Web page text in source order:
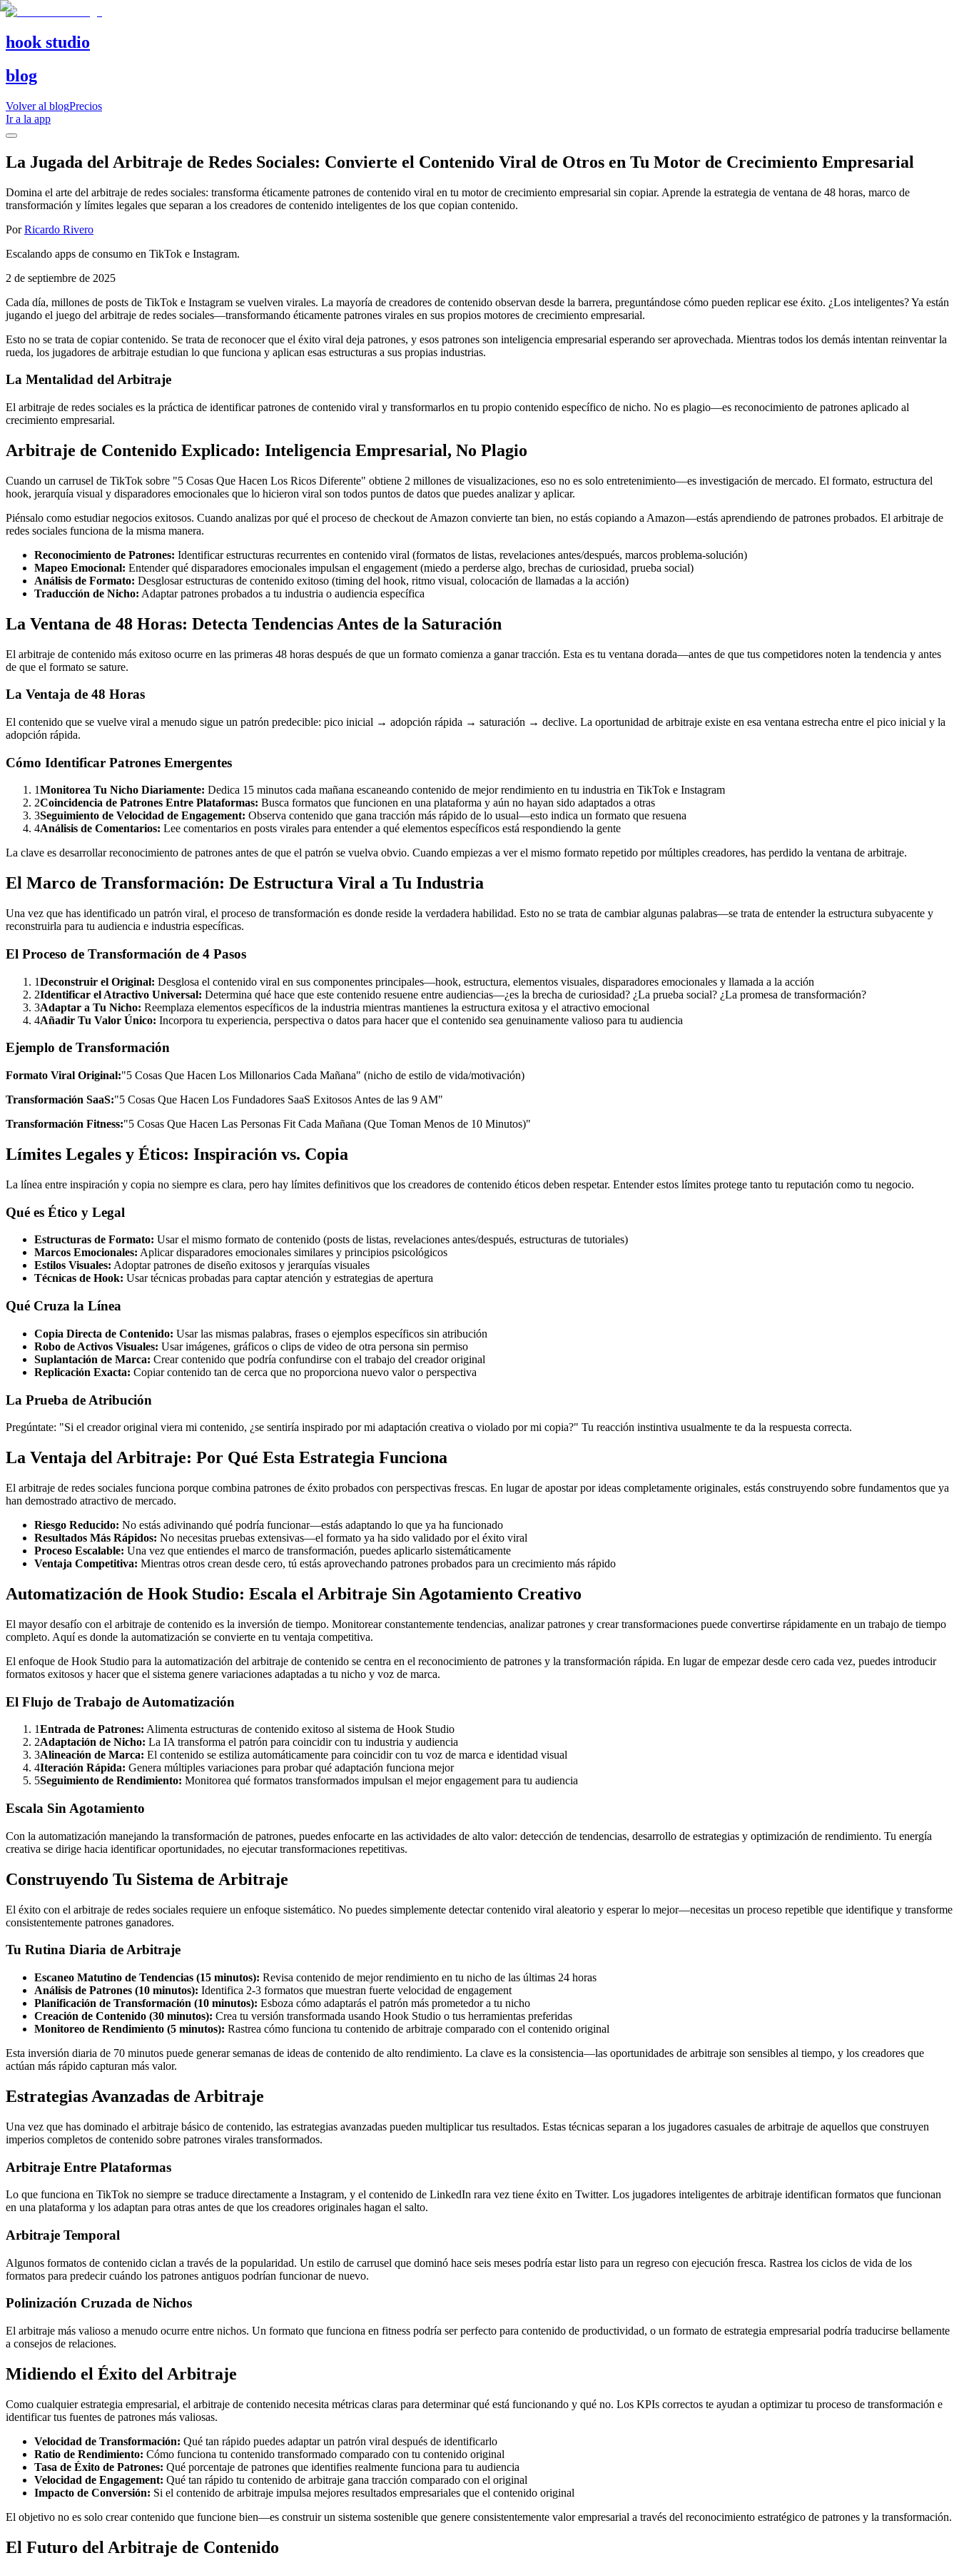
hook studio
blog
Volver al blogPrecios
Ir a la app
La Jugada del Arbitraje de Redes Sociales: Convierte el Contenido Viral de Otros en Tu Motor de Crecimiento Empresarial
Domina el arte del arbitraje de redes sociales: transforma éticamente patrones de contenido viral en tu motor de crecimiento empresarial sin copiar. Aprende la estrategia de ventana de 48 horas, marco de
transformación y límites legales que separan a los creadores de contenido inteligentes de los que copian contenido.
Por Ricardo Rivero
Escalando apps de consumo en TikTok e Instagram.
2 de septiembre de 2025
Cada día, millones de posts de TikTok e Instagram se vuelven virales. La mayoría de creadores de contenido observan desde la barrera, preguntándose cómo pueden replicar ese éxito. ¿Los inteligentes? Ya están
jugando el juego del arbitraje de redes sociales—transformando éticamente patrones virales en sus propios motores de crecimiento empresarial.
Esto no se trata de copiar contenido. Se trata de reconocer que el éxito viral deja patrones, y esos patrones son inteligencia empresarial esperando ser aprovechada. Mientras todos los demás intentan reinventar la
rueda, los jugadores de arbitraje estudian lo que funciona y aplican esas estructuras a sus propias industrias.
La Mentalidad del Arbitraje
El arbitraje de redes sociales es la práctica de identificar patrones de contenido viral y transformarlos en tu propio contenido específico de nicho. No es plagio—es reconocimiento de patrones aplicado al
crecimiento empresarial.
Arbitraje de Contenido Explicado: Inteligencia Empresarial, No Plagio
Cuando un carrusel de TikTok sobre "5 Cosas Que Hacen Los Ricos Diferente" obtiene 2 millones de visualizaciones, eso no es solo entretenimiento—es investigación de mercado. El formato, estructura del
hook, jerarquía visual y disparadores emocionales que lo hicieron viral son todos puntos de datos que puedes analizar y aplicar.
Piénsalo como estudiar negocios exitosos. Cuando analizas por qué el proceso de checkout de Amazon convierte tan bien, no estás copiando a Amazon—estás aprendiendo de patrones probados. El arbitraje de
redes sociales funciona de la misma manera.
Reconocimiento de Patrones: Identificar estructuras recurrentes en contenido viral (formatos de listas, revelaciones antes/después, marcos problema-solución)
Mapeo Emocional: Entender qué disparadores emocionales impulsan el engagement (miedo a perderse algo, brechas de curiosidad, prueba social)
Análisis de Formato: Desglosar estructuras de contenido exitoso (timing del hook, ritmo visual, colocación de llamadas a la acción)
Traducción de Nicho: Adaptar patrones probados a tu industria o audiencia específica
La Ventana de 48 Horas: Detecta Tendencias Antes de la Saturación
El arbitraje de contenido más exitoso ocurre en las primeras 48 horas después de que un formato comienza a ganar tracción. Esta es tu ventana dorada—antes de que tus competidores noten la tendencia y antes
de que el formato se sature.
La Ventaja de 48 Horas
El contenido que se vuelve viral a menudo sigue un patrón predecible: pico inicial → adopción rápida → saturación → declive. La oportunidad de arbitraje existe en esa ventana estrecha entre el pico inicial y la
adopción rápida.
Cómo Identificar Patrones Emergentes
1Monitorea Tu Nicho Diariamente: Dedica 15 minutos cada mañana escaneando contenido de mejor rendimiento en tu industria en TikTok e Instagram
2Coincidencia de Patrones Entre Plataformas: Busca formatos que funcionen en una plataforma y aún no hayan sido adaptados a otras
3Seguimiento de Velocidad de Engagement: Observa contenido que gana tracción más rápido de lo usual—esto indica un formato que resuena
4Análisis de Comentarios: Lee comentarios en posts virales para entender a qué elementos específicos está respondiendo la gente
La clave es desarrollar reconocimiento de patrones antes de que el patrón se vuelva obvio. Cuando empiezas a ver el mismo formato repetido por múltiples creadores, has perdido la ventana de arbitraje.
El Marco de Transformación: De Estructura Viral a Tu Industria
Una vez que has identificado un patrón viral, el proceso de transformación es donde reside la verdadera habilidad. Esto no se trata de cambiar algunas palabras—se trata de entender la estructura subyacente y
reconstruirla para tu audiencia e industria específicas.
El Proceso de Transformación de 4 Pasos
1Deconstruir el Original: Desglosa el contenido viral en sus componentes principales—hook, estructura, elementos visuales, disparadores emocionales y llamada a la acción
2Identificar el Atractivo Universal: Determina qué hace que este contenido resuene entre audiencias—¿es la brecha de curiosidad? ¿La prueba social? ¿La promesa de transformación?
3Adaptar a Tu Nicho: Reemplaza elementos específicos de la industria mientras mantienes la estructura exitosa y el atractivo emocional
4Añadir Tu Valor Único: Incorpora tu experiencia, perspectiva o datos para hacer que el contenido sea genuinamente valioso para tu audiencia
Ejemplo de Transformación
Formato Viral Original:"5 Cosas Que Hacen Los Millonarios Cada Mañana" (nicho de estilo de vida/motivación)
Transformación SaaS:"5 Cosas Que Hacen Los Fundadores SaaS Exitosos Antes de las 9 AM"
Transformación Fitness:"5 Cosas Que Hacen Las Personas Fit Cada Mañana (Que Toman Menos de 10 Minutos)"
Límites Legales y Éticos: Inspiración vs. Copia
La línea entre inspiración y copia no siempre es clara, pero hay límites definitivos que los creadores de contenido éticos deben respetar. Entender estos límites protege tanto tu reputación como tu negocio.
Qué es Ético y Legal
Estructuras de Formato: Usar el mismo formato de contenido (posts de listas, revelaciones antes/después, estructuras de tutoriales)
Marcos Emocionales: Aplicar disparadores emocionales similares y principios psicológicos
Estilos Visuales: Adoptar patrones de diseño exitosos y jerarquías visuales
Técnicas de Hook: Usar técnicas probadas para captar atención y estrategias de apertura
Qué Cruza la Línea
Copia Directa de Contenido: Usar las mismas palabras, frases o ejemplos específicos sin atribución
Robo de Activos Visuales: Usar imágenes, gráficos o clips de video de otra persona sin permiso
Suplantación de Marca: Crear contenido que podría confundirse con el trabajo del creador original
Replicación Exacta: Copiar contenido tan de cerca que no proporciona nuevo valor o perspectiva
La Prueba de Atribución
Pregúntate: "Si el creador original viera mi contenido, ¿se sentiría inspirado por mi adaptación creativa o violado por mi copia?" Tu reacción instintiva usualmente te da la respuesta correcta.
La Ventaja del Arbitraje: Por Qué Esta Estrategia Funciona
El arbitraje de redes sociales funciona porque combina patrones de éxito probados con perspectivas frescas. En lugar de apostar por ideas completamente originales, estás construyendo sobre fundamentos que ya
han demostrado atractivo de mercado.
Riesgo Reducido: No estás adivinando qué podría funcionar—estás adaptando lo que ya ha funcionado
Resultados Más Rápidos: No necesitas pruebas extensivas—el formato ya ha sido validado por el éxito viral
Proceso Escalable: Una vez que entiendes el marco de transformación, puedes aplicarlo sistemáticamente
Ventaja Competitiva: Mientras otros crean desde cero, tú estás aprovechando patrones probados para un crecimiento más rápido
Automatización de Hook Studio: Escala el Arbitraje Sin Agotamiento Creativo
El mayor desafío con el arbitraje de contenido es la inversión de tiempo. Monitorear constantemente tendencias, analizar patrones y crear transformaciones puede convertirse rápidamente en un trabajo de tiempo
completo. Aquí es donde la automatización se convierte en tu ventaja competitiva.
El enfoque de Hook Studio para la automatización del arbitraje de contenido se centra en el reconocimiento de patrones y la transformación rápida. En lugar de empezar desde cero cada vez, puedes introducir
formatos exitosos y hacer que el sistema genere variaciones adaptadas a tu nicho y voz de marca.
El Flujo de Trabajo de Automatización
1Entrada de Patrones: Alimenta estructuras de contenido exitoso al sistema de Hook Studio
2Adaptación de Nicho: La IA transforma el patrón para coincidir con tu industria y audiencia
3Alineación de Marca: El contenido se estiliza automáticamente para coincidir con tu voz de marca e identidad visual
4Iteración Rápida: Genera múltiples variaciones para probar qué adaptación funciona mejor
5Seguimiento de Rendimiento: Monitorea qué formatos transformados impulsan el mejor engagement para tu audiencia
Escala Sin Agotamiento
Con la automatización manejando la transformación de patrones, puedes enfocarte en las actividades de alto valor: detección de tendencias, desarrollo de estrategias y optimización de rendimiento. Tu energía
creativa se dirige hacia identificar oportunidades, no ejecutar transformaciones repetitivas.
Construyendo Tu Sistema de Arbitraje
El éxito con el arbitraje de redes sociales requiere un enfoque sistemático. No puedes simplemente detectar contenido viral aleatorio y esperar lo mejor—necesitas un proceso repetible que identifique y transforme
consistentemente patrones ganadores.
Tu Rutina Diaria de Arbitraje
Escaneo Matutino de Tendencias (15 minutos): Revisa contenido de mejor rendimiento en tu nicho de las últimas 24 horas
Análisis de Patrones (10 minutos): Identifica 2-3 formatos que muestran fuerte velocidad de engagement
Planificación de Transformación (10 minutos): Esboza cómo adaptarás el patrón más prometedor a tu nicho
Creación de Contenido (30 minutos): Crea tu versión transformada usando Hook Studio o tus herramientas preferidas
Monitoreo de Rendimiento (5 minutos): Rastrea cómo funciona tu contenido de arbitraje comparado con el contenido original
Esta inversión diaria de 70 minutos puede generar semanas de ideas de contenido de alto rendimiento. La clave es la consistencia—las oportunidades de arbitraje son sensibles al tiempo, y los creadores que
actúan más rápido capturan más valor.
Estrategias Avanzadas de Arbitraje
Una vez que has dominado el arbitraje básico de contenido, las estrategias avanzadas pueden multiplicar tus resultados. Estas técnicas separan a los jugadores casuales de arbitraje de aquellos que construyen
imperios completos de contenido sobre patrones virales transformados.
Arbitraje Entre Plataformas
Lo que funciona en TikTok no siempre se traduce directamente a Instagram, y el contenido de LinkedIn rara vez tiene éxito en Twitter. Los jugadores inteligentes de arbitraje identifican formatos que funcionan
en una plataforma y los adaptan para otras antes de que los creadores originales hagan el salto.
Arbitraje Temporal
Algunos formatos de contenido ciclan a través de la popularidad. Un estilo de carrusel que dominó hace seis meses podría estar listo para un regreso con ejecución fresca. Rastrea los ciclos de vida de los
formatos para predecir cuándo los patrones antiguos podrían funcionar de nuevo.
Polinización Cruzada de Nichos
El arbitraje más valioso a menudo ocurre entre nichos. Un formato que funciona en fitness podría ser perfecto para contenido de productividad, o un formato de estrategia empresarial podría traducirse bellamente
a consejos de relaciones.
Midiendo el Éxito del Arbitraje
Como cualquier estrategia empresarial, el arbitraje de contenido necesita métricas claras para determinar qué está funcionando y qué no. Los KPIs correctos te ayudan a optimizar tu proceso de transformación e
identificar tus fuentes de patrones más valiosas.
Velocidad de Transformación: Qué tan rápido puedes adaptar un patrón viral después de identificarlo
Ratio de Rendimiento: Cómo funciona tu contenido transformado comparado con tu contenido original
Tasa de Éxito de Patrones: Qué porcentaje de patrones que identifies realmente funciona para tu audiencia
Velocidad de Engagement: Qué tan rápido tu contenido de arbitraje gana tracción comparado con el original
Impacto de Conversión: Si el contenido de arbitraje impulsa mejores resultados empresariales que el contenido original
El objetivo no es solo crear contenido que funcione bien—es construir un sistema sostenible que genere consistentemente valor empresarial a través del reconocimiento estratégico de patrones y la transformación.
El Futuro del Arbitraje de Contenido